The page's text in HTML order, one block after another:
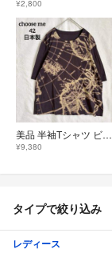
¥2,800
美品 半袖Tシャツ ビンテージ 日本製 古着 世界地図 地球儀 茶 42 L
¥9,380
タイプで絞り込み
レディース